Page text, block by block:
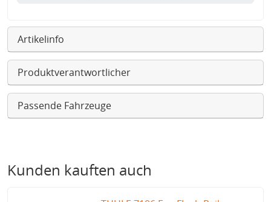
Artikelinfo
Produktverantwortlicher
Passende Fahrzeuge
Kunden kauften auch